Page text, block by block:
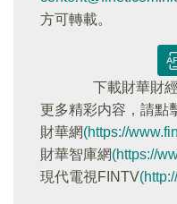
方可轉載。
下載財華財
更多精彩内容，請點
財華網(https://
財華智庫網(https://
現代電視FINTV